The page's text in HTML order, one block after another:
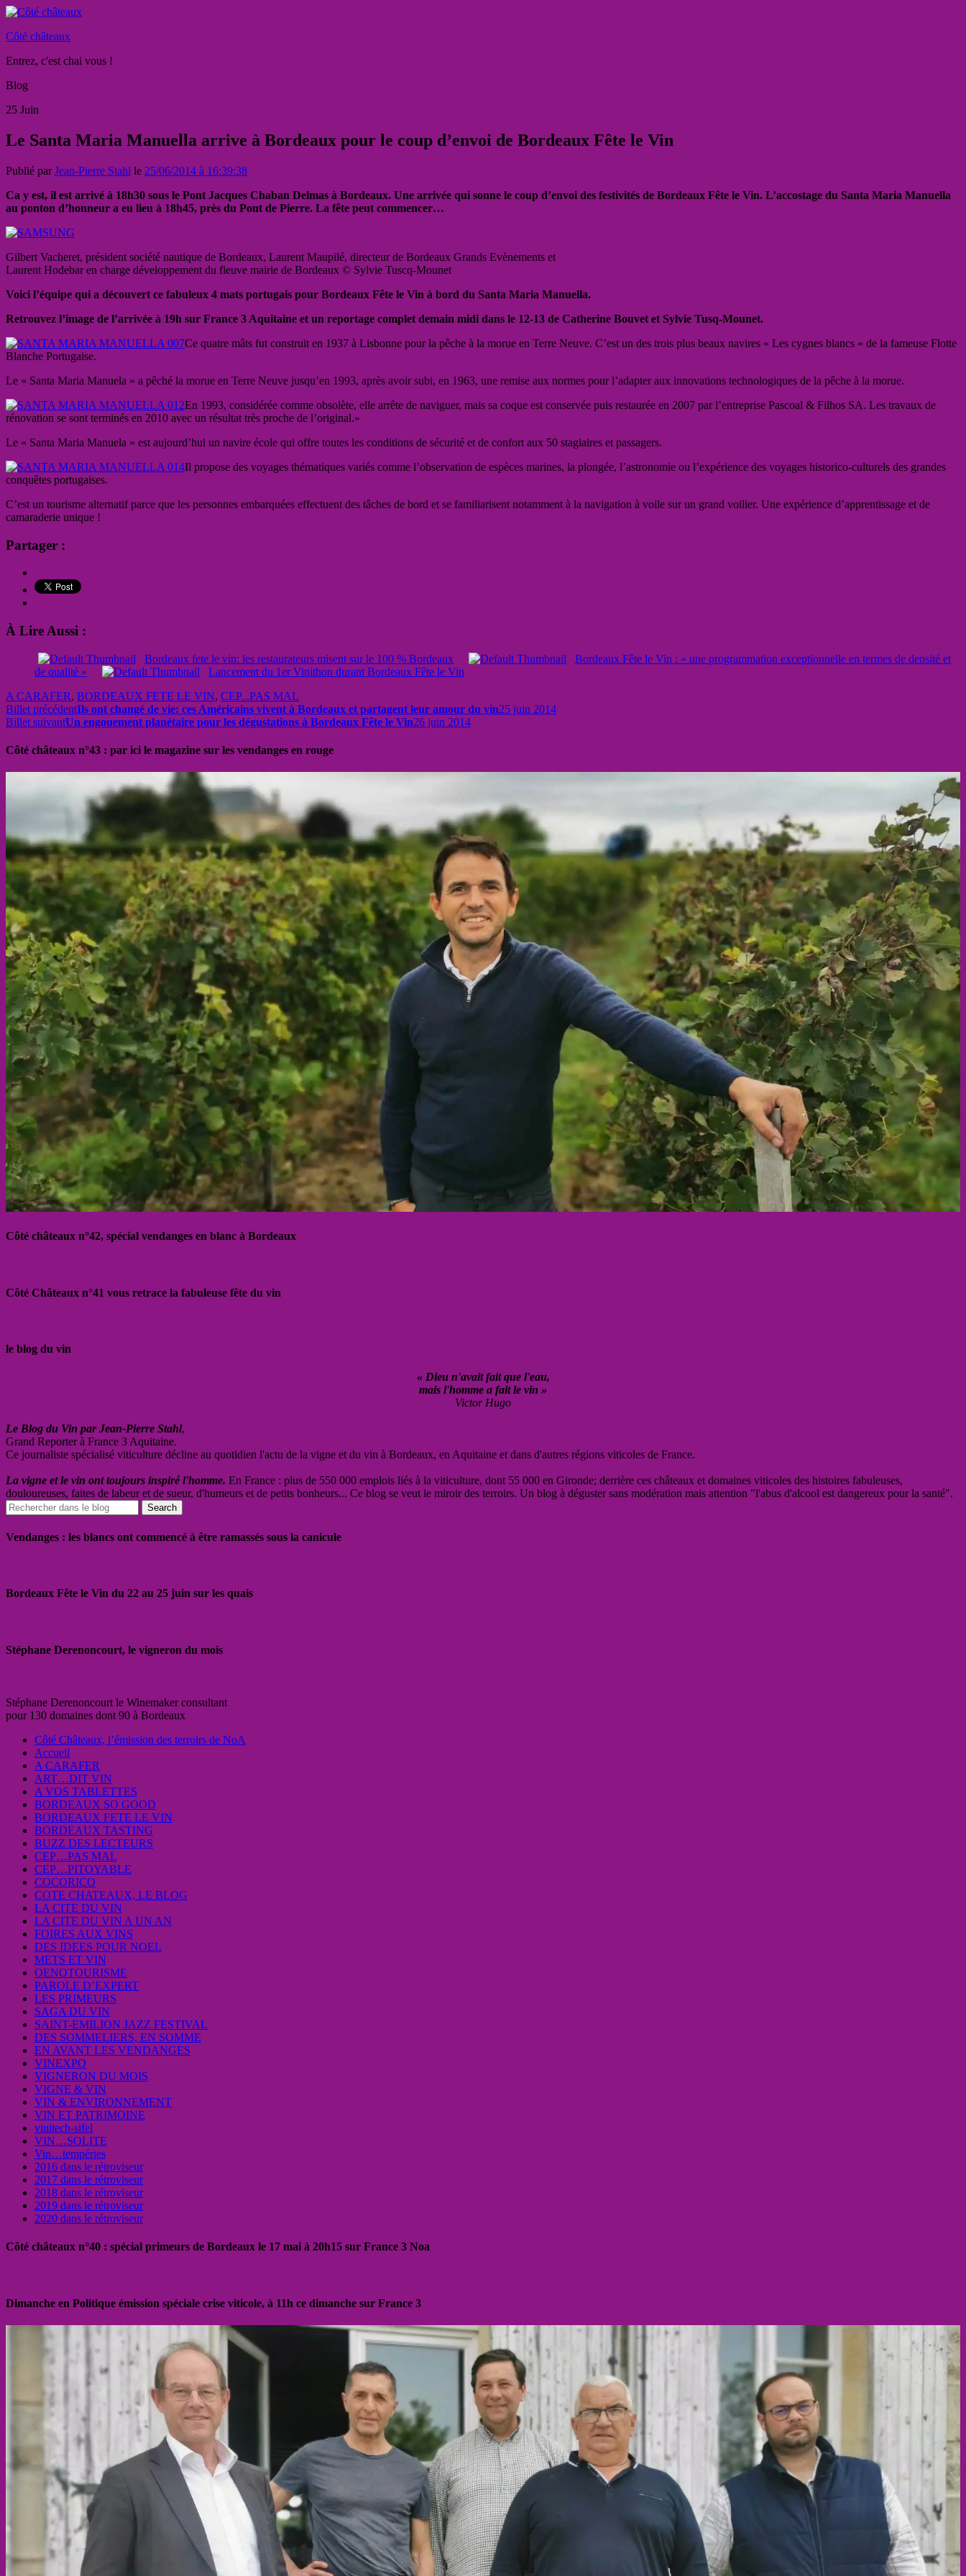
Côté châteaux
Entrez, c'est chai vous !
Blog
25 Juin
Le Santa Maria Manuella arrive à Bordeaux pour le coup d’envoi de Bordeaux Fête le Vin
Publié parJean-Pierre Stahl le 25/06/2014 à 16:39:38
Ca y est, il est arrivé à 18h30 sous le Pont Jacques Chaban Delmas à Bordeaux. Une arrivée qui sonne le coup d’envoi des festivités de Bordeaux Fête le Vin. L’accostage du Santa Maria Manuella
au ponton d’honneur a eu lieu à 18h45, près du Pont de Pierre. La fête peut commencer…
Gilbert Vacheret, président société nautique de Bordeaux, Laurent Maupilé, directeur de Bordeaux Grands Evènements et
Laurent Hodebar en charge développement du fleuve mairie de Bordeaux © Sylvie Tuscq-Mounet
Voici l’équipe qui a découvert ce fabuleux 4 mats portugais pour Bordeaux Fête le Vin à bord du Santa Maria Manuella.
Retrouvez l’image de l’arrivée à 19h sur France 3 Aquitaine et un reportage complet demain midi dans le 12-13 de Catherine Bouvet et Sylvie Tusq-Mounet.
Ce quatre mâts fut construit en 1937 à Lisbonne pour la pêche à la morue en Terre Neuve. C’est un des trois plus beaux navires « Les cygnes blancs » de la fameuse Flotte
Blanche Portugaise.
Le « Santa Maria Manuela » a pêché la morue en Terre Neuve jusqu’en 1993, après avoir subi, en 1963, une remise aux normes pour l’adapter aux innovations technologiques de la pêche à la morue.
En 1993, considérée comme obsolète, elle arrête de naviguer, mais sa coque est conservée puis restaurée en 2007 par l’entreprise Pascoal & Filhos SA. Les travaux de
rénovation se sont terminés en 2010 avec un résultat très proche de l’original.»
Le « Santa Maria Manuela » est aujourd’hui un navire école qui offre toutes les conditions de sécurité et de confort aux 50 stagiaires et passagers.
Il propose des voyages thématiques variés comme l’observation de espèces marines, la plongée, l’astronomie ou l’expérience des voyages historico-culturels des grandes
conquêtes portugaises.
C’est un tourisme alternatif parce que les personnes embarquées effectuent des tâches de bord et se familiarisent notamment à la navigation à voile sur un grand voilier. Une expérience d’apprentissage et de
camaraderie unique !
Partager :
À Lire Aussi :
Bordeaux fete le vin: les restaurateurs misent sur le 100 % Bordeaux
Bordeaux Fête le Vin : « une programmation exceptionnelle en termes de densité et
de qualité »
Lancement du 1er Vinithon durant Bordeaux Fête le Vin
A CARAFER, BORDEAUX FETE LE VIN, CEP...PAS MAL
Billet précédentIls ont changé de vie: ces Américains vivent à Bordeaux et partagent leur amour du vin25 juin 2014
Billet suivantUn engouement planétaire pour les dégustations à Bordeaux Fête le Vin26 juin 2014
Côté châteaux n°43 : par ici le magazine sur les vendanges en rouge
Côté châteaux n°42, spécial vendanges en blanc à Bordeaux
Côté Châteaux n°41 vous retrace la fabuleuse fête du vin
le blog du vin
« Dieu n'avait fait que l'eau,
mais l'homme a fait le vin »
Victor Hugo
Le Blog du Vin par Jean-Pierre Stahl,
Grand Reporter à France 3 Aquitaine.
Ce journaliste spécialisé viticulture décline au quotidien l'actu de la vigne et du vin à Bordeaux, en Aquitaine et dans d'autres régions viticoles de France.
La vigne et le vin ont toujours inspiré l'homme. En France : plus de 550 000 emplois liés à la viticulture, dont 55 000 en Gironde; derrière ces châteaux et domaines viticoles des histoires fabuleuses,
douloureuses, faites de labeur et de sueur, d'humeurs et de petits bonheurs... Ce blog se veut le miroir des terroirs. Un blog à déguster sans modération mais attention "l'abus d'alcool est dangereux pour la santé".
Vendanges : les blancs ont commencé à être ramassés sous la canicule
Bordeaux Fête le Vin du 22 au 25 juin sur les quais
Stéphane Derenoncourt, le vigneron du mois
Stéphane Derenoncourt le Winemaker consultant
pour 130 domaines dont 90 à Bordeaux
Côté Châteaux, l’émission des terroirs de NoA
Accueil
A CARAFER
ART…DIT VIN
A VOS TABLETTES
BORDEAUX SO GOOD
BORDEAUX FETE LE VIN
BORDEAUX TASTING
BUZZ DES LECTEURS
CEP…PAS MAL
CEP…PITOYABLE
COCORICO
COTE CHATEAUX, LE BLOG
LA CITE DU VIN
LA CITE DU VIN A UN AN
FOIRES AUX VINS
DES IDEES POUR NOEL
METS ET VIN
OENOTOURISME
PAROLE D’EXPERT
LES PRIMEURS
SAGA DU VIN
SAINT-EMILION JAZZ FESTIVAL
DES SOMMELIERS, EN SOMME
EN AVANT LES VENDANGES
VINEXPO
VIGNERON DU MOIS
VIGNE & VIN
VIN & ENVIRONNEMENT
VIN ET PATRIMOINE
vinitech-sifel
VIN…SOLITE
Vin…tempéries
2016 dans le rétroviseur
2017 dans le rétroviseur
2018 dans le rétroviseur
2019 dans le rétroviseur
2020 dans le rétroviseur
Côté châteaux n°40 : spécial primeurs de Bordeaux le 17 mai à 20h15 sur France 3 Noa
Dimanche en Politique émission spéciale crise viticole, à 11h ce dimanche sur France 3